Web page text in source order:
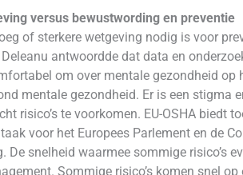
versus bewustwording en preventie
of sterkere wetgeving nodig is voor
antwoordde dat data en
om over mentale gezondheid op
mentale gezondheid. Er is een stigma
risico’s te voorkomen. EU-OSHA
voor het Europees Parlement en de
De snelheid waarmee sommige risico’s
Sommige risico’s komen snel